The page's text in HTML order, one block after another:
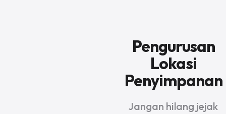
Pengurusan
Lokasi
Penyimpanan
Jangan hilang jejak